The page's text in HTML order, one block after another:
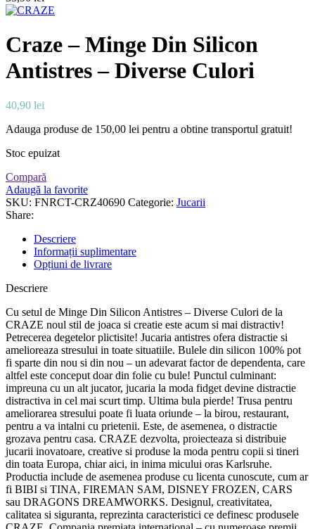
Craze – Minge Din Silicon
Antistres – Diverse Culori
40,90 lei
Adauga produse de 150,00 lei pentru a obtine transportul gratuit!
Stoc epuizat
Compară
Adaugă la favorite
SKU: FNRCT-CRZ40690 Categorie: Jucarii
Share:
Descriere
Informații suplimentare
Opțiuni de livrare
Descriere
Cu setul de Minge Din Silicon Antistres – Diverse Culori de la
CRAZE noul stil de joaca si creatie este acum si mai distractiv!
Petrecerea degetelor plictisite! Jucaria antistres ofera distractie si
amelioreaza stresului in toate situatiile. Bulele din silicon 100% pot
fi sparte din nou si din nou – un adevarat factor de dependenta, care
altfel este conceput doar din folie cu bule! Punctul culminant:
impreuna cu un alt jucator, jucaria la moda fidget devine distractie
distractiva in cel mai scurt timp. Ultima bula pierde! Trusa pentru
ameliorarea stresului poate fi luata oriunde – la birou, restaurant,
pentru a va intalni cu prietenii. Este, de asemenea, o distractie
grozava pentru casa. CRAZE dezvolta, proiecteaza si distribuie
jucarii inovatoare, creative si produse la moda pentru copii si tineri
din toata Europa, chiar aici, in inima micului oras Karlsruhe.
Productia include de asemenea produse cu licenta cunoscute, cum ar
fi BIBI si TINA, FIREMAN SAM, DISNEY FROZEN, CARS
sau DRAGONS DREAMWORKS. Designul, creativitatea,
calitatea si siguranta, reprezinta caracteristici ce definesc produsele